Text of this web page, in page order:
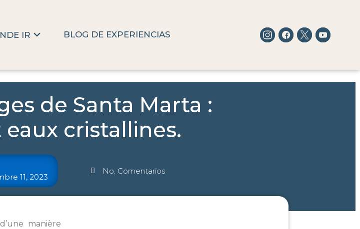
IR BLOG DE EXPERIENCIAS
de Santa Marta :
cristallines.
11, 2023
No. Comentarios
manière